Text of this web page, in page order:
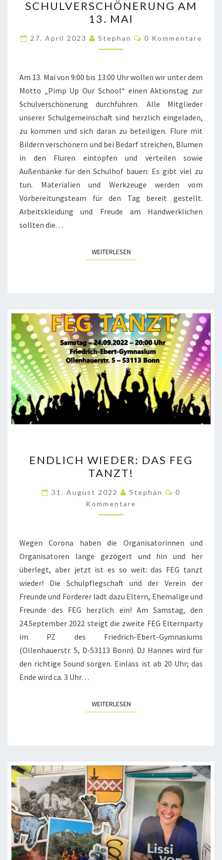
SCHOOL“:
AKTIONSTAG
ZUR
SCHULVERSCHÖNERUNG
13.
MAI
SCHULVERSCHÖNERUNG AM
13. MAI
27. April 2023 Stephan Kommentare
0 Kommentare
Am 13. Mai von 9:00 bis 13:00 Uhr wollen wir unter dem
Motto „Pimp Up Our School“ einen Aktionstag zur
Schulverschönerung durchführen. Alle Mitglieder
unserer Schulgemeinschaft sind herzlich eingeladen,
zu kommen und sich daran zu beteiligen. Flure mit
Bildern verschönern und bei Bedarf streichen, Blumen
in den Fluren eintopfen und verteilen sowie
Außenbänke für den Schulhof bauen: Es gibt viel zu
tun. Materialien und Werkzeuge werden vom
Vorbereitungsteam für den Tag bereit gestellt.
Arbeitskleidung und Freude am Handwerklichen
sollten die…
WEITERLESENWEITERLESEN
WIEDER:
DAS
FEG
TANZT!
ENDLICH WIEDER: DAS FEG
TANZT!
31. August 2022 Stephan
0
Kommentare
Wegen Corona haben die Organisatorinnen und
Organisatoren lange gezögert und hin und her
überlegt, aber jetzt ist es so weit: das FEG tanzt
wieder! Die Schulpflegschaft und der Verein der
Freunde und Förderer lädt dazu Eltern, Ehemalige und
Freunde des FEG herzlich ein! Am Samstag, den
24.September 2022 steigt die zweite FEG Elternparty
im PZ des Friedrich-Ebert-Gymnasiums
(Ollenhauerstr. 5, D-53113 Bonn). DJ Hannes wird für
den richtige Sound sorgen. Einlass ist ab 20 Uhr; das
Ende wird ca. 3 Uhr…
WEITERLESENWEITERLESEN